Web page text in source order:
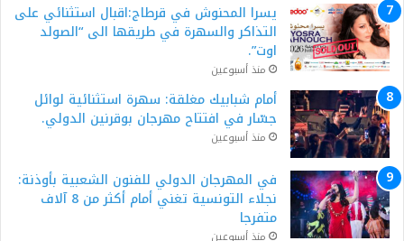
يسرا المحنوش في قرطاج:اقبال استثنائي على
التذاكر والسهرة في طريقها الى “الصولد
اوت”.
منذ أسبوعين
أمام شبابيك مغلقة: سهرة استثنائية لوائل
جسّار في افتتاح مهرجان بوقرنين الدولي.
منذ أسبوعين
في المهرجان الدولي للفنون الشعبية بأوذنة:
نجلاء التونسية تغني أمام أكثر من 8 آلاف
متفرجا
منذ أسبوعين